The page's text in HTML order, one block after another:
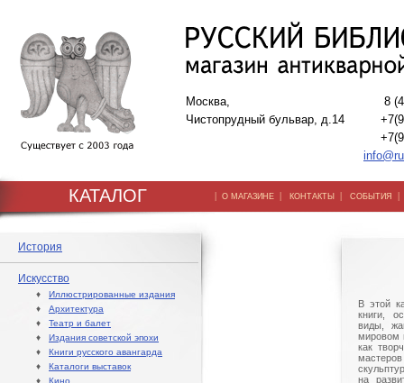
Москва,
Чистопрудный бульвар, д.14
8
КАТАЛОГ | О МАГАЗИНЕ | КОНТАКТЫ | СОБЫТИЯ
История
Искусство
♦ Иллюстрированные издания
♦ Архитектура
♦ Театр и балет
♦ Издания советской эпохи
♦ Книги русского авангарда
♦ Каталоги выставок
♦ Кино
В этой
книги,
виды,
мировом
как
на